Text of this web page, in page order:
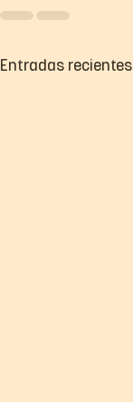
Entradas recientes